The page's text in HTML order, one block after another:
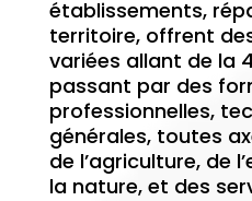
établissements,
territoire, offrent
variées allant de la
passant par des
professionnelles,
générales, toutes
de l’agriculture, de
la nature, et des